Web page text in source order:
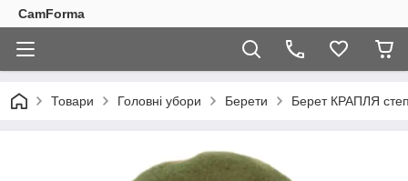
CamForma
Товари Головні убори Берети Берет КРАПЛЯ